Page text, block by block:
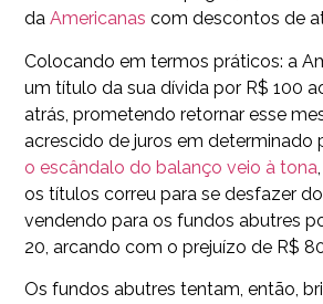
da Americanas com descontos de
Colocando em termos práticos: a
um título da sua dívida por R$ 100
atrás, prometendo retornar esse
acrescido de juros em determinado
o escândalo do balanço veio à tona
os títulos correu para se desfazer
vendendo para os fundos abutres
20, arcando com o prejuízo de R$
Os fundos abutres tentam, então,